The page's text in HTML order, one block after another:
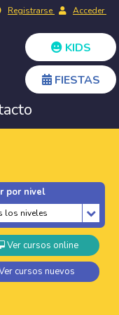
Registrarse Acceder
KIDS
FIESTAS
por nivel
Ver cursos online
cursos nuevos